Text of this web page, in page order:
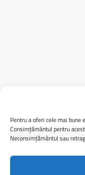
Pentru a oferi cele mai
Consimțământul pentru
Neconsimțământul sau